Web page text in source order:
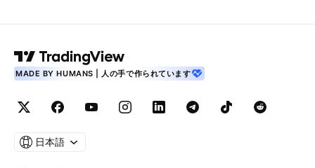
MADE BY HUMANS | 人の手で作られています
日本語